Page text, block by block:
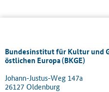
Bundesinstitut für Kultur und
östlichen Europa (BKGE)
Johann-Justus-Weg 147a
26127 Oldenburg